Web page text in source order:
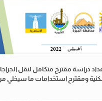
دراسة مقترح متكامل لنقل
ومقترح استخدامات ما سيخلي